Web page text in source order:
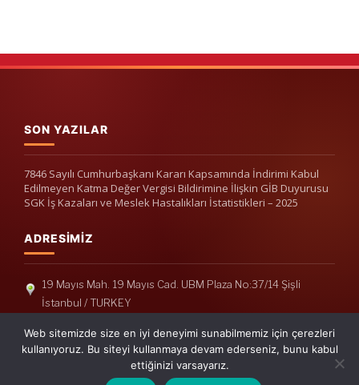
SON YAZILAR
7846 Sayılı Cumhurbaşkanı Kararı Kapsamında İndirimi Kabul
Edilmeyen Katma Değer Vergisi Bildirimine İlişkin GİB Duyurusu
SGK İş Kazaları ve Meslek Hastalıkları İstatistikleri – 2025
ADRESIMIZ
19 Mayıs Mah. 19 Mayıs Cad. UBM Plaza No:37/14 Şişli
İstanbul / TURKEY
Telefon: +90(212) 240 33 39
Telefon: +90(212) 248 19 36
info@erisymm.com
Web sitemizde size en iyi deneyimi sunabilmemiz için çerezleri
kullanıyoruz. Bu siteyi kullanmaya devam ederseniz, bunu kabul
ettiğinizi varsayarız.